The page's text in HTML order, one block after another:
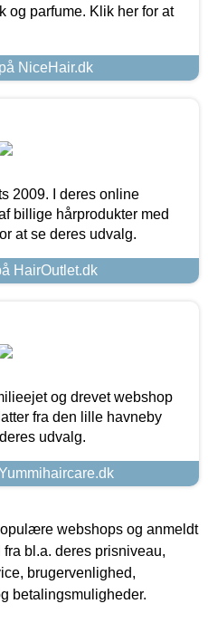
og parfume. Klik her for at
NiceHair.dk
2009. I deres online
billige hårprodukter med
at se deres udvalg.
HairOutlet.dk
og drevet webshop
fra den lille havneby
udvalg.
webshops og anmeldt
bl.a. deres prisniveau,
brugervenlighed,
betalingsmuligheder.